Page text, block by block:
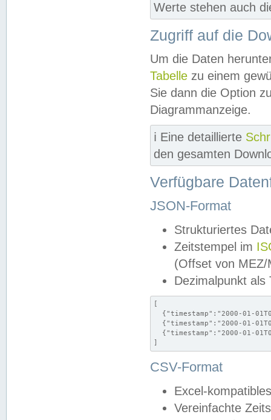
Werte stehen auch
Zugriff auf die
Um die Daten
Tabelle zu einem
Sie dann die Option
Diagrammanzeige.
ℹ️ Eine detaillierte
den gesamten
Verfügbare
JSON-Format
Strukturiertes
Zeitstempel im
(Offset von MEZ/
Dezimalpunkt als
[
{"timestamp":"2000-01-
{"timestamp":"2000-01-
{"timestamp":"2000-01-
]
CSV-Format
Excel-
Vereinfachte